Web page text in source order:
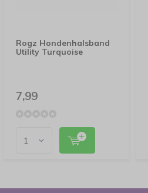
Rogz Hondenhalsband
Utility Turquoise
7,99